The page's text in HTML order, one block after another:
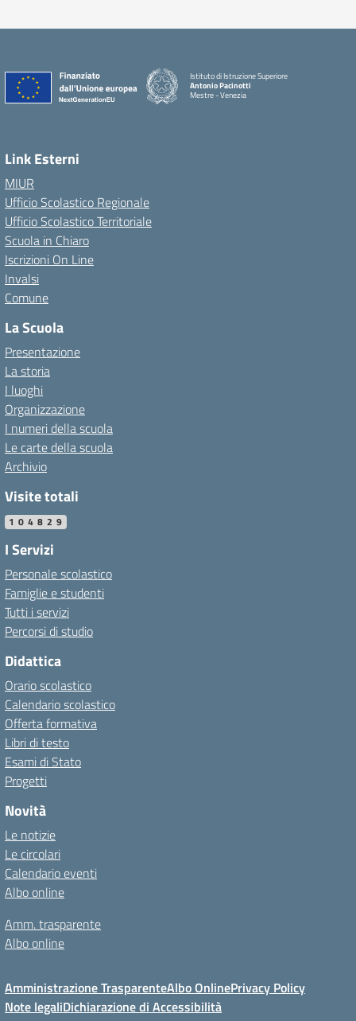
Istituto di Istruzione Superiore
Antonio Pacinotti
Mestre - Venezia
Link Esterni
MIUR
Ufficio Scolastico Regionale
Ufficio Scolastico Territoriale
Scuola in Chiaro
Iscrizioni On Line
Invalsi
Comune
La Scuola
Presentazione
La storia
I luoghi
Organizzazione
I numeri della scuola
Le carte della scuola
Archivio
Visite totali
104829
I Servizi
Personale scolastico
Famiglie e studenti
Tutti i servizi
Percorsi di studio
Didattica
Orario scolastico
Calendario scolastico
Offerta formativa
Libri di testo
Esami di Stato
Progetti
Novità
Le notizie
Le circolari
Calendario eventi
Albo online
Amm. trasparente
Albo online
Amministrazione TrasparenteAlbo OnlinePrivacy Policy
Note legaliDichiarazione di Accessibilità